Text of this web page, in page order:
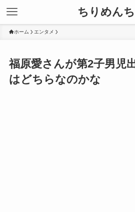
ちりめん
ホーム エンタメ
福原愛さんが第2子男児
はどちらなのかな